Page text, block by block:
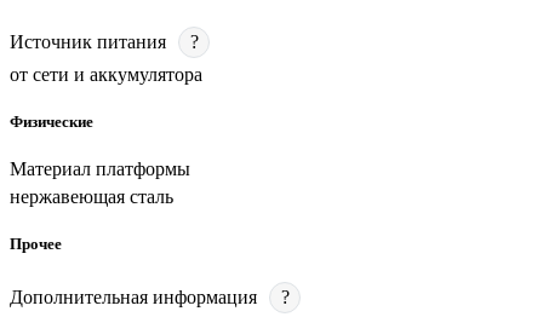
Источник питания
?
от сети и аккумулятора
Физические
Материал платформы
нержавеющая сталь
Прочее
Дополнительная информация
?